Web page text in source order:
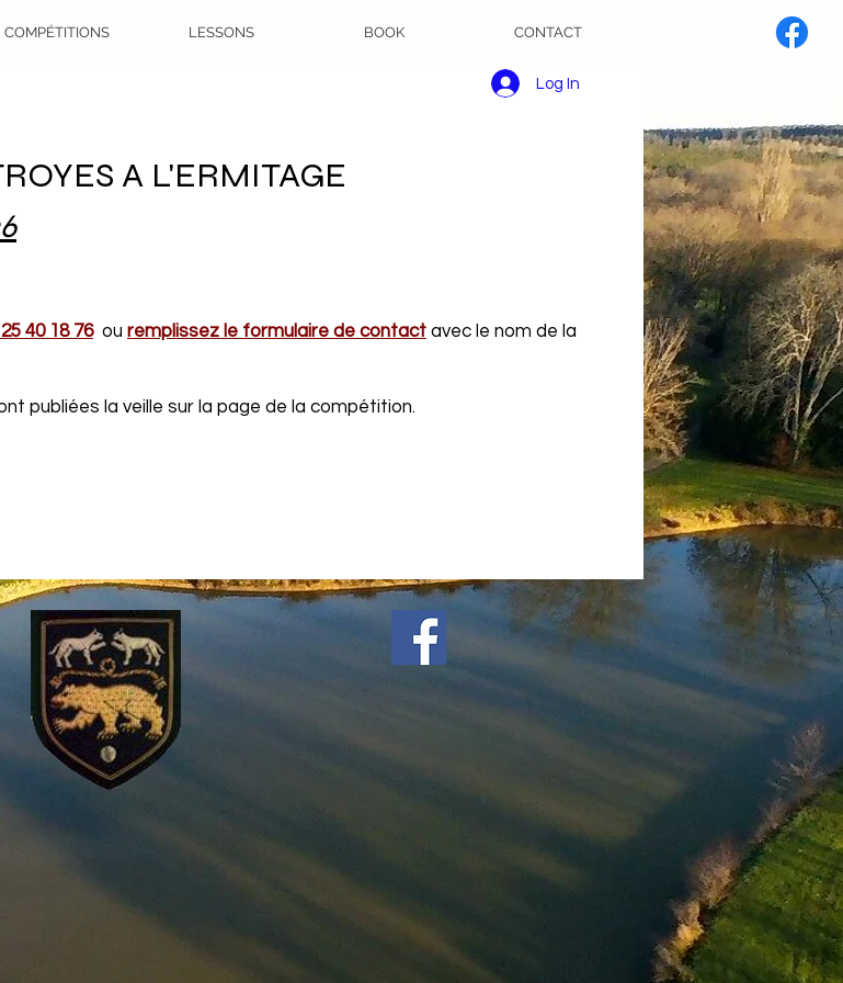
COMPÉTITIONS LESSONS BOOK CONTACT
Log In
A L'ERMITAGE
40 18 76ou remplissez le formulaire de contact avec le nom de la
publiées la veille sur la page de la compétition.